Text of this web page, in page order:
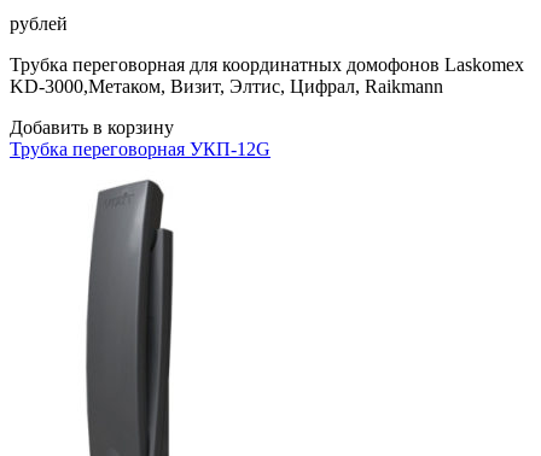
рублей
Трубка переговорная для координатных домофонов Laskomex
KD-3000,Метаком, Визит, Элтис, Цифрал, Raikmann
Добавить в корзину
Трубка переговорная УКП-12G